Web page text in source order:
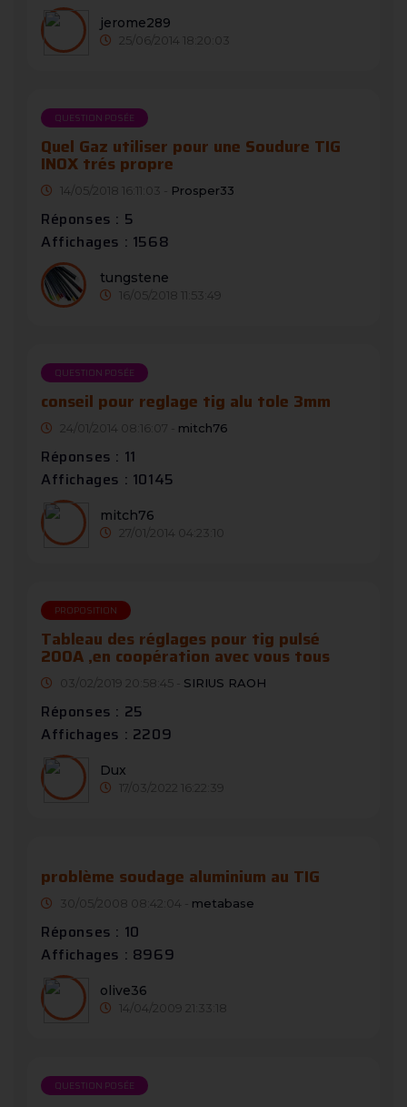
jerome289
25/06/2014 18:20:03
QUESTION POSÉE
Quel Gaz utiliser pour une Soudure TIG
INOX trés propre
14/05/2018 16:11:03 - Prosper33
Réponses : 5
Affichages : 1568
tungstene
16/05/2018 11:53:49
QUESTION POSÉE
conseil pour reglage tig alu tole 3mm
24/01/2014 08:16:07 - mitch76
Réponses : 11
Affichages : 10145
mitch76
27/01/2014 04:23:10
PROPOSITION
Tableau des réglages pour tig pulsé
200A ,en coopération avec vous tous
03/02/2019 20:58:45 - SIRIUS RAOH
Réponses : 25
Affichages : 2209
Dux
17/03/2022 16:22:39
problème soudage aluminium au TIG
30/05/2008 08:42:04 - metabase
Réponses : 10
Affichages : 8969
olive36
14/04/2009 21:33:18
QUESTION POSÉE